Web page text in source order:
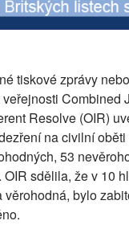
tiskové zprávy
Combined
Resolve (OIR)
na civilní
53
sdělila, že v 10
bylo